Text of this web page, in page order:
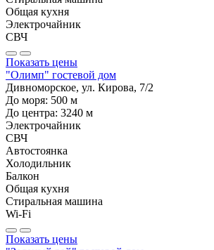
Общая кухня
Электрочайник
СВЧ
Показать цены
"Олимп" гостевой дом
Дивноморское, ул. Кирова, 7/2
До моря: 500 м
До центра: 3240 м
Электрочайник
СВЧ
Автостоянка
Холодильник
Балкон
Общая кухня
Стиральная машина
Wi-Fi
Показать цены